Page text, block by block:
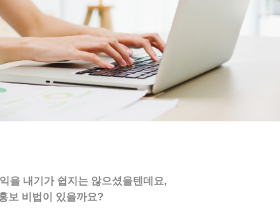
을 내기가 쉽지는 않으셨을텐데요,
보 비법이 있을까요?